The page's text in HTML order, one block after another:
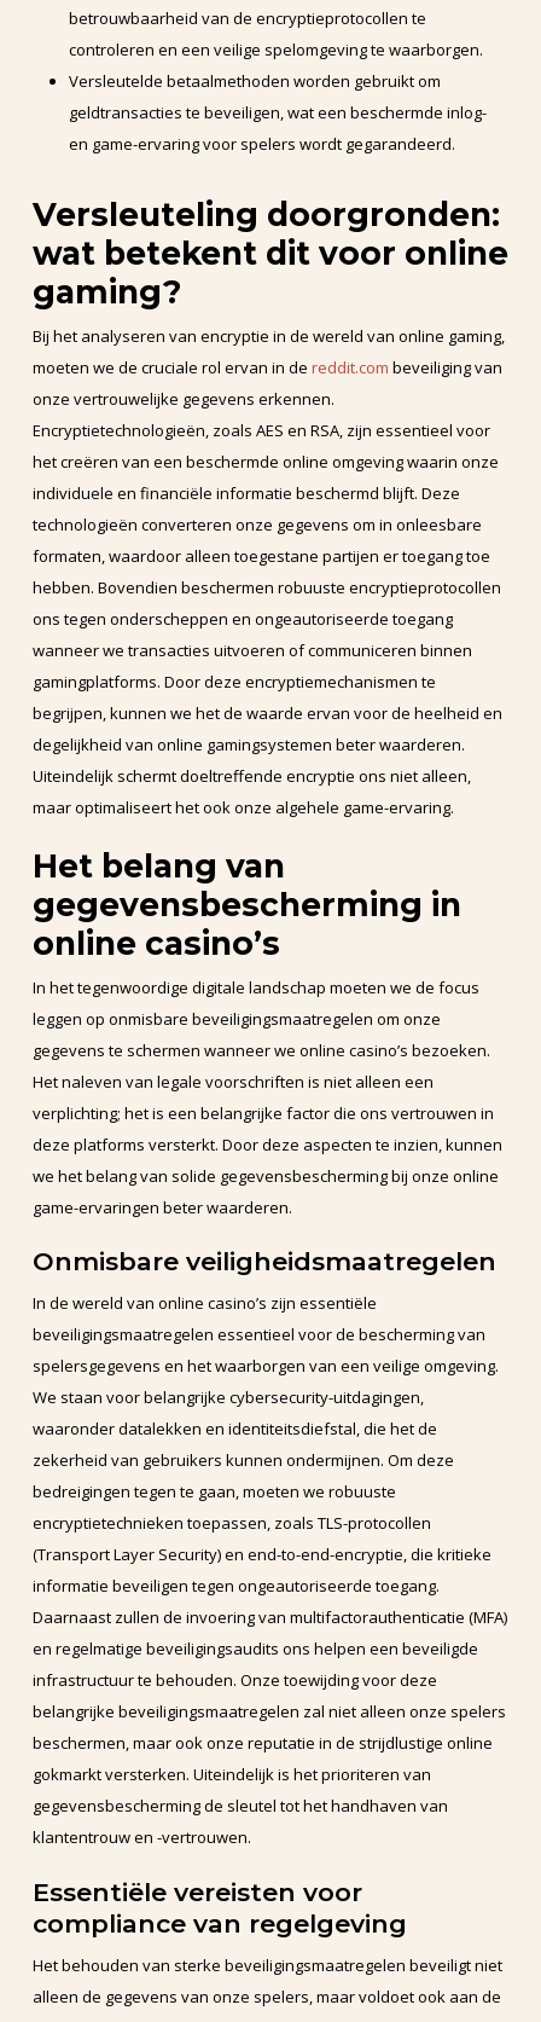
betrouwbaarheid van de encryptieprotocollen te
controleren en een veilige spelomgeving te waarborgen.
Versleutelde betaalmethoden worden gebruikt om
geldtransacties te beveiligen, wat een beschermde inlog-
en game-ervaring voor spelers wordt gegarandeerd.
Versleuteling doorgronden:
wat betekent dit voor online
gaming?
Bij het analyseren van encryptie in de wereld van online gaming,
moeten we de cruciale rol ervan in de reddit.com beveiliging van
onze vertrouwelijke gegevens erkennen.
Encryptietechnologieën, zoals AES en RSA, zijn essentieel voor
het creëren van een beschermde online omgeving waarin onze
individuele en financiële informatie beschermd blijft. Deze
technologieën converteren onze gegevens om in onleesbare
formaten, waardoor alleen toegestane partijen er toegang toe
hebben. Bovendien beschermen robuuste encryptieprotocollen
ons tegen onderscheppen en ongeautoriseerde toegang
wanneer we transacties uitvoeren of communiceren binnen
gamingplatforms. Door deze encryptiemechanismen te
begrijpen, kunnen we het de waarde ervan voor de heelheid en
degelijkheid van online gamingsystemen beter waarderen.
Uiteindelijk schermt doeltreffende encryptie ons niet alleen,
maar optimaliseert het ook onze algehele game-ervaring.
Het belang van
gegevensbescherming in
online casino’s
In het tegenwoordige digitale landschap moeten we de focus
leggen op onmisbare beveiligingsmaatregelen om onze
gegevens te schermen wanneer we online casino’s bezoeken.
Het naleven van legale voorschriften is niet alleen een
verplichting; het is een belangrijke factor die ons vertrouwen in
deze platforms versterkt. Door deze aspecten te inzien, kunnen
we het belang van solide gegevensbescherming bij onze online
game-ervaringen beter waarderen.
Onmisbare veiligheidsmaatregelen
In de wereld van online casino’s zijn essentiële
beveiligingsmaatregelen essentieel voor de bescherming van
spelersgegevens en het waarborgen van een veilige omgeving.
We staan voor belangrijke cybersecurity-uitdagingen,
waaronder datalekken en identiteitsdiefstal, die het de
zekerheid van gebruikers kunnen ondermijnen. Om deze
bedreigingen tegen te gaan, moeten we robuuste
encryptietechnieken toepassen, zoals TLS-protocollen
(Transport Layer Security) en end-to-end-encryptie, die kritieke
informatie beveiligen tegen ongeautoriseerde toegang.
Daarnaast zullen de invoering van multifactorauthenticatie (MFA)
en regelmatige beveiligingsaudits ons helpen een beveiligde
infrastructuur te behouden. Onze toewijding voor deze
belangrijke beveiligingsmaatregelen zal niet alleen onze spelers
beschermen, maar ook onze reputatie in de strijdlustige online
gokmarkt versterken. Uiteindelijk is het prioriteren van
gegevensbescherming de sleutel tot het handhaven van
klantentrouw en -vertrouwen.
Essentiële vereisten voor
compliance van regelgeving
Het behouden van sterke beveiligingsmaatregelen beveiligt niet
alleen de gegevens van onze spelers, maar voldoet ook aan de